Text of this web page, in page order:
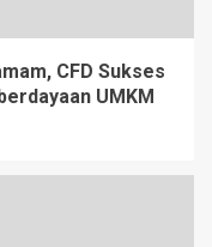
CFD Sukses
UMKM